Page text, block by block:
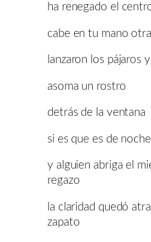
ha renegado el
cabe en tu mano
lanzaron los pájaros
asoma un
detrás de la ventana
si es que es de noche
y alguien abriga el
regazo
la claridad quedó
zapato